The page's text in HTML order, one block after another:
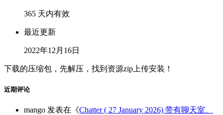
365 天内有效
最近更新
2022年12月16日
下载的压缩包，先解压，找到资源zip上传安装！
近期评论
mango 发表在《Chatter ( 27 January 2026) 带有聊天室、